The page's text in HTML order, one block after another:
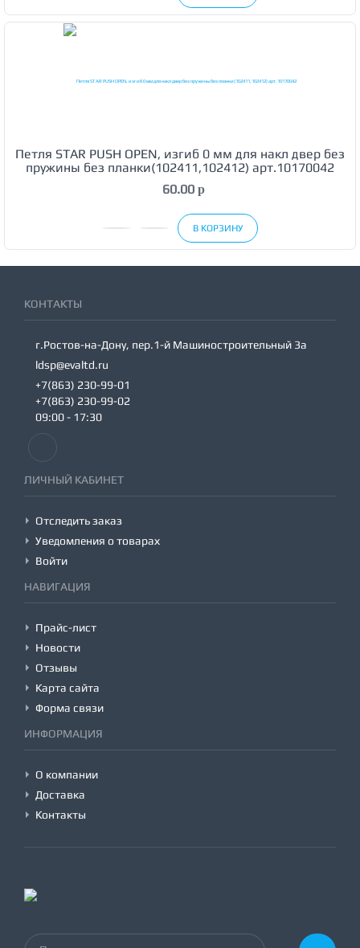
Петля STAR PUSH OPEN, изгиб 0 мм для накл двер без
пружины без планки(102411,102412) арт.10170042
60.00 p
В КОРЗИНУ
КОНТАКТЫ
г.Ростов-на-Дону, пер.1-й Машиностроительный 3а
ldsp@evaltd.ru
+7(863) 230-99-01
+7(863) 230-99-02
09:00 - 17:30
ЛИЧНЫЙ КАБИНЕТ
Отследить заказ
Уведомления о товарах
Войти
НАВИГАЦИЯ
Прайс-лист
Новости
Отзывы
Карта сайта
Форма связи
ИНФОРМАЦИЯ
О компании
Доставка
Контакты